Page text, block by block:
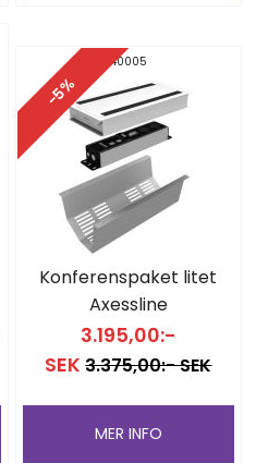
-5%
40005
Konferenspaket litet
Axessline
3.195,00:-
SEK 3.375,00:- SEK
MER INFO